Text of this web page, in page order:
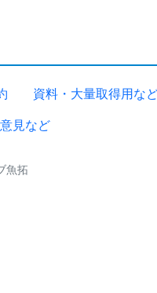
資料・大量取得用な
見など
魚拓